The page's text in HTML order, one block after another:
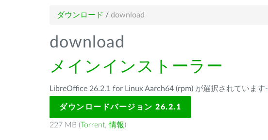
ダウンロード / download
download
メインインストーラー
LibreOffice 26.2.1 for Linux Aarch64 (rpm) が選択されています-
ダウンロードバージョン 26.2.1
227 MB (Torrent,情報)